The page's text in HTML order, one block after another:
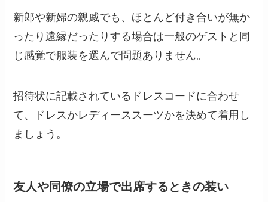
新郎や新婦の親戚でも、ほとんど付き合いが無か
ったり遠縁だったりする場合は一般のゲストと同
じ感覚で服装を選んで問題ありません。
招待状に記載されているドレスコードに合わせ
て、ドレスかレディーススーツかを決めて着用し
ましょう。
友人や同僚の立場で出席するときの装い